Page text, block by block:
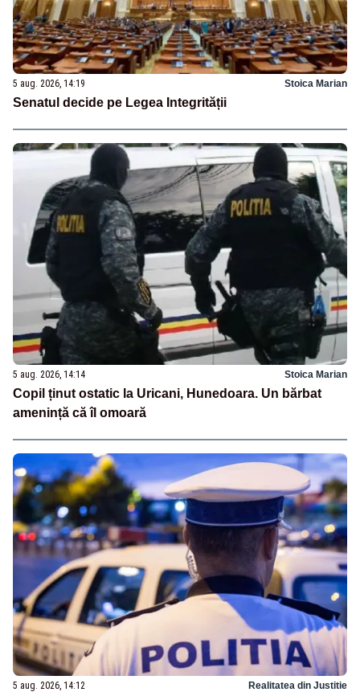
5 aug. 2026, 14:19 Stoica Marian
Senatul decide pe Legea Integrității
5 aug. 2026, 14:14 Stoica Marian
Copil ținut ostatic la Uricani, Hunedoara. Un bărbat
amenință că îl omoară
5 aug. 2026, 14:12 Realitatea din Justitie